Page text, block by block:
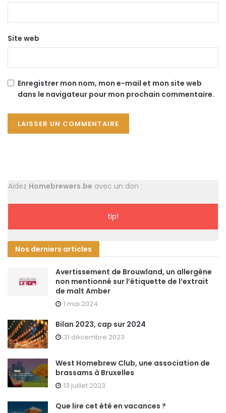
Site web
Enregistrer mon nom, mon e-mail et mon site web
dans le navigateur pour mon prochain commentaire.
Aidez Homebrewers.be avec un don :
tip!
Nos derniers articles
Avertissement de Brouwland, un allergène
non mentionné sur l’étiquette de l’extrait
de malt Amber
1 mai 2024
Bilan 2023, cap sur 2024
31 décembre 2023
West Homebrew Club, une association de
brassams à Bruxelles
13 juillet 2023
Que lire cet été en vacances ?